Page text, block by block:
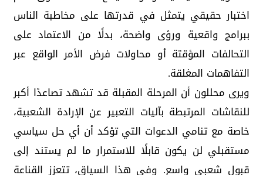
اختبار حقيقي يتمثل في قدرتها على مخاطبة الناس
ببرامج واقعية ورؤى واضحة، بدلًا من الاعتماد على
التحالفات المؤقتة أو محاولات فرض الأمر الواقع عبر
التفاهمات المغلقة.
ويرى محللون أن المرحلة المقبلة قد تشهد تصاعدًا أكبر
للنقاشات المرتبطة بآليات التعبير عن الإرادة الشعبية،
خاصة مع تنامي الدعوات التي تؤكد أن أي حل سياسي
مستقبلي لن يكون قابلًا للاستمرار ما لم يستند إلى
قبول شعبي واسع. وفي هذا السياق، تتعزز القناعة